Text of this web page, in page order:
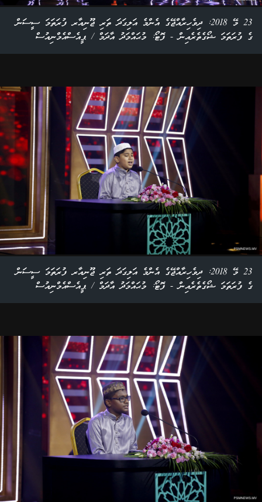
23 މޭ 2018: ދިވެހިރާއްޖޭގެ އެންމެ އަލިގަދަ ތަރި ޖޫނިއާރ ފުރަތަމަ ސީސަން
ގެ ފުރަތަމަ ޝޯގެތެރެއިން - ފޮޓޯ: މުޙައްމަދު އާދަމް / ޕީއެސްއެމްނިއުސް
23 މޭ 2018: ދިވެހިރާއްޖޭގެ އެންމެ އަލިގަދަ ތަރި ޖޫނިއާރ ފުރަތަމަ ސީސަން
ގެ ފުރަތަމަ ޝޯގެތެރެއިން - ފޮޓޯ: މުޙައްމަދު އާދަމް / ޕީއެސްއެމްނިއުސް